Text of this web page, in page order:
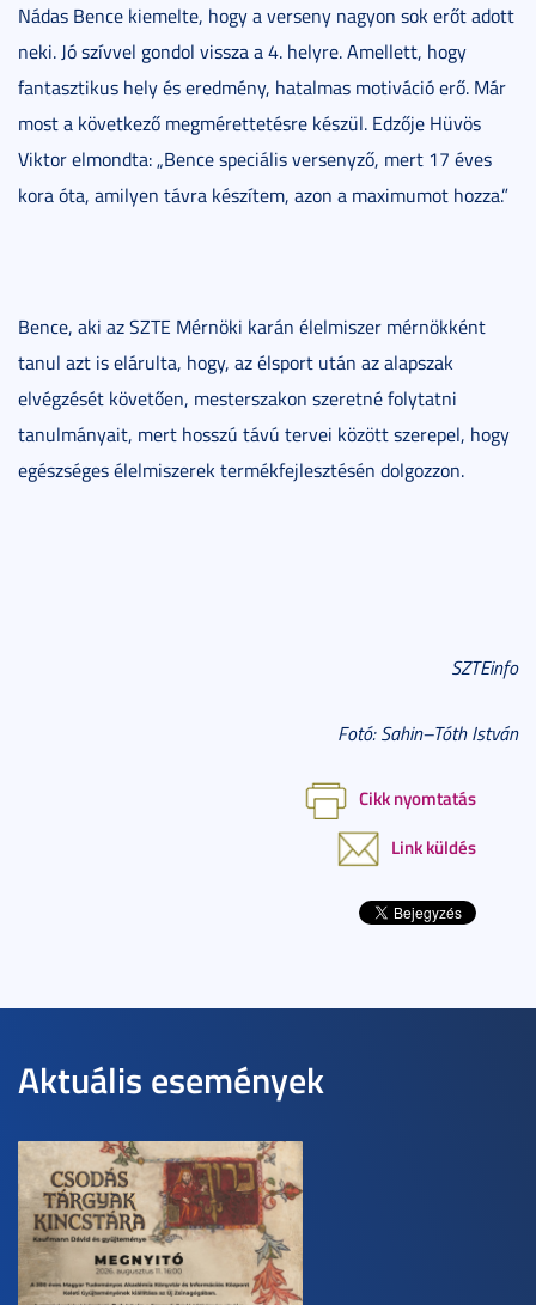
Nádas Bence kiemelte, hogy a verseny nagyon sok erőt adott
neki. Jó szívvel gondol vissza a 4. helyre. Amellett, hogy
fantasztikus hely és eredmény, hatalmas motiváció erő. Már
most a következő megmérettetésre készül. Edzője Hüvös
Viktor elmondta: „Bence speciális versenyző, mert 17 éves
kora óta, amilyen távra készítem, azon a maximumot hozza.”
Bence, aki az SZTE Mérnöki karán élelmiszer mérnökként
tanul azt is elárulta, hogy, az élsport után az alapszak
elvégzését követően, mesterszakon szeretné folytatni
tanulmányait, mert hosszú távú tervei között szerepel, hogy
egészséges élelmiszerek termékfejlesztésén dolgozzon.
SZTEinfo
Fotó: Sahin–Tóth István
Cikk nyomtatás
Link küldés
Aktuális események